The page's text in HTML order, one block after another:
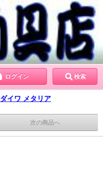
ログイン 検索
ダイワ メタリア
次の商品へ